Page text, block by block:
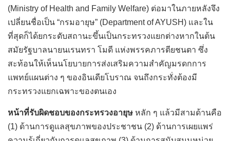
(Ministry of Health and Family Welfare) ต่อมาในภายหลังจึง
เปลี่ยนชื่อเป็น “กรมอายุษ” (Department of AYUSH) และใน
ที่สุดก็ได้ยกระดับสถานะขึ้นเป็นกระทรวงแยกต่างหากในต้น
สมัยรัฐบาลนายนเรนทรา โมดี แห่งพรรคภารตียชนตา ซึ่ง
สะท้อนให้เห็นนโยบายการส่งเสริมความสำคัญมรดกการ
แพทย์แผนต่าง ๆ ของอินเดียโบราณ จนถึงกระทั่งต้องมี
กระทรวงแยกเฉพาะของตนเอง
หน้าที่รับผิดชอบของกระทรวงอายุษ หลัก ๆ แล้วมีสามด้านคือ
(1) ด้านการดูแลสุขภาพของประชาชน (2) ด้านการเผยแพร่